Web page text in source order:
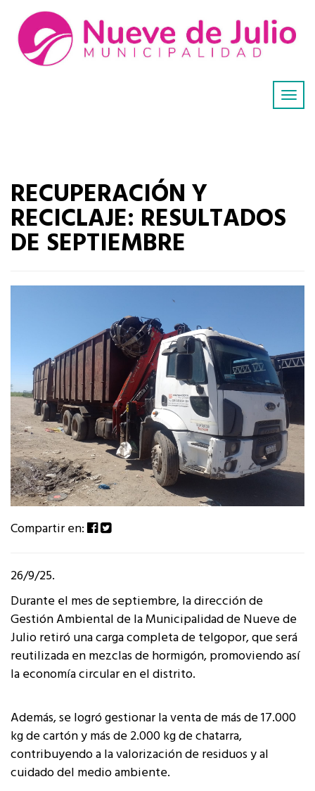
RECUPERACIÓN Y
RECICLAJE: RESULTADOS
DE SEPTIEMBRE
Compartir en:
26/9/25.
Durante el mes de septiembre, la dirección de
Gestión Ambiental de la Municipalidad de Nueve de
Julio retiró una carga completa de telgopor, que será
reutilizada en mezclas de hormigón, promoviendo así
la economía circular en el distrito.
Además, se logró gestionar la venta de más de 17.000
kg de cartón y más de 2.000 kg de chatarra,
contribuyendo a la valorización de residuos y al
cuidado del medio ambiente.